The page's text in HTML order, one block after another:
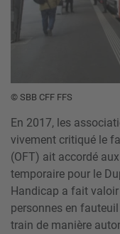
© SBB CFF FFS
En 2017, les
vivement critiqué le
(OFT) ait accordé
temporaire pour le
Handicap a fait
personnes en
train de manière